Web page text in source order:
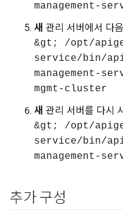
management-
새 관리 서버에서 다
&gt; /opt/
service/bin/
management-
mgmt-cluster
새 관리 서버를 다시
&gt; /opt/
service/bin/
management-
추가 구성